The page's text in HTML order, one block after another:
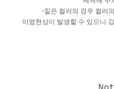
-짙은 컬러의 경우 컬러
이염현상이 발생할 수 있으니